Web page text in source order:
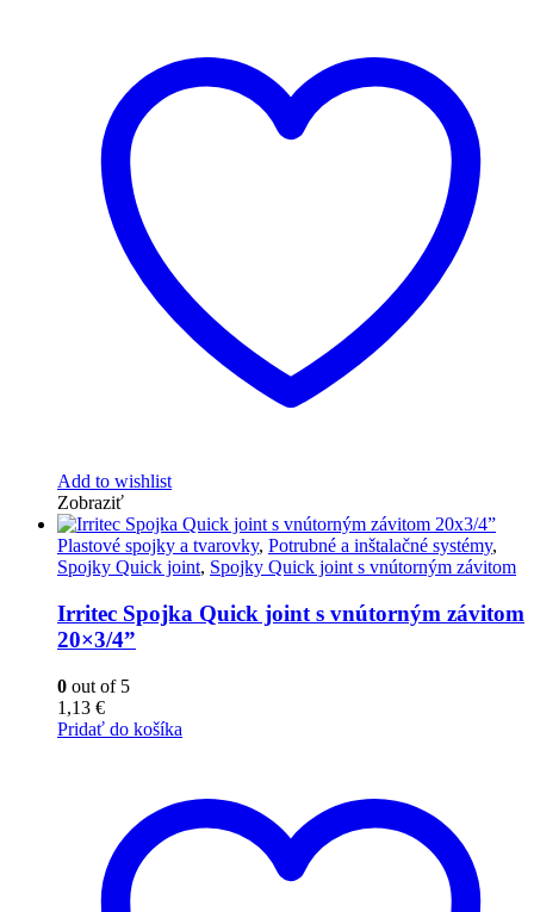
Add to wishlist
Zobraziť
Plastové spojky a tvarovky, Potrubné a inštalačné systémy,
Spojky Quick joint, Spojky Quick joint s vnútorným závitom
Irritec Spojka Quick joint s vnútorným závitom
20×3/4”
0 out of 5
1,13 €
Pridať do košíka